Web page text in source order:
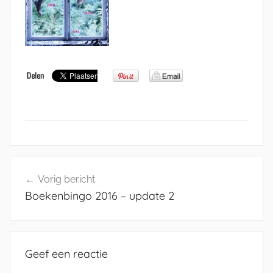
navigatie
Vorig bericht
Boekenbingo 2016 – update 2
Geef een reactie